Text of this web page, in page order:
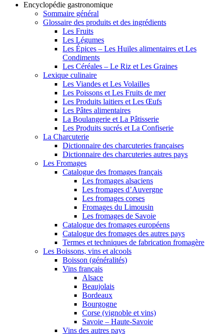
Encyclopédie gastronomique
Sommaire général
Glossaire des produits et des ingrédients
Les Fruits
Les Légumes
Les Épices – Les Huiles alimentaires et Les
Condiments
Les Céréales – Le Riz et Les Graines
Lexique culinaire
Les Viandes et Les Volailles
Les Poissons et Les Fruits de mer
Les Produits laitiers et Les Œufs
Les Pâtes alimentaires
La Boulangerie et La Pâtisserie
Les Produits sucrés et La Confiserie
La Charcuterie
Dictionnaire des charcuteries françaises
Dictionnaire des charcuteries autres pays
Les Fromages
Catalogue des fromages français
Les fromages alsaciens
Les fromages d’Auvergne
Les fromages corses
Fromages du Limousin
Les fromages de Savoie
Catalogue des fromages européens
Catalogue des fromages des autres pays
Termes et techniques de fabrication fromagère
Les Boissons, vins et alcools
Boisson (généralités)
Vins français
Alsace
Beaujolais
Bordeaux
Bourgogne
Corse (vignoble et vins)
Savoie – Haute-Savoie
Vins des autres pays